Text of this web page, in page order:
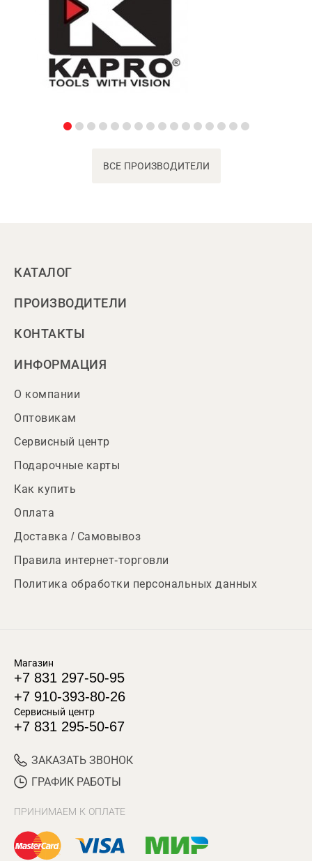
ВСЕ ПРОИЗВОДИТЕЛИ
КАТАЛОГ
ПРОИЗВОДИТЕЛИ
КОНТАКТЫ
ИНФОРМАЦИЯ
О компании
Оптовикам
Сервисный центр
Подарочные карты
Как купить
Оплата
Доставка / Самовывоз
Правила интернет-торговли
Политика обработки персональных данных
Магазин
+7 831 297-50-95
+7 910-393-80-26
Сервисный центр
+7 831 295-50-67
ЗАКАЗАТЬ ЗВОНОК
ГРАФИК РАБОТЫ
ПРИНИМАЕМ К ОПЛАТЕ